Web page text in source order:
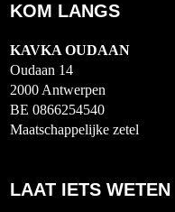
KOM LANGS
KAVKA OUDAAN
Oudaan 14
2000 Antwerpen
BE 0866254540
Maatschappelijke zetel
LAAT IETS WETEN